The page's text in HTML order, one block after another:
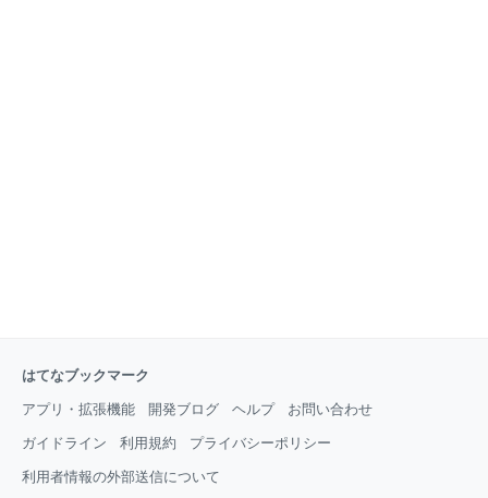
はてなブックマーク
アプリ・拡張機能 開発ブログ ヘルプ お問い合わせ
ガイドライン 利用規約 プライバシーポリシー
利用者情報の外部送信について